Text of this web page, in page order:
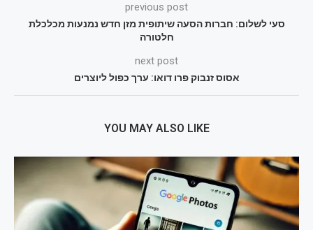
previous post
סעי לשלום: חברות הסעה שיתופית מזן חדש נמנעות מכלכלת
חלטורה
next post
אסוס זנבוק פרו דואו: ערך כפול ליוצרים
YOU MAY ALSO LIKE